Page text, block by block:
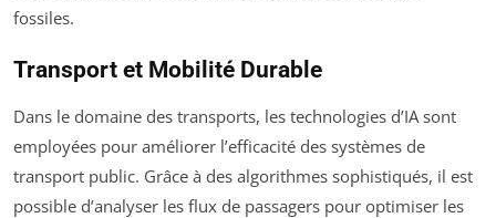
fossiles.
Transport et Mobilité Durable
Dans le domaine des transports, les technologies d’IA sont
employées pour améliorer l’efficacité des systèmes de
transport public. Grâce à des algorithmes sophistiqués, il est
possible d’analyser les flux de passagers pour optimiser les